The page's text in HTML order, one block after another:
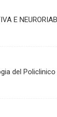
E
del